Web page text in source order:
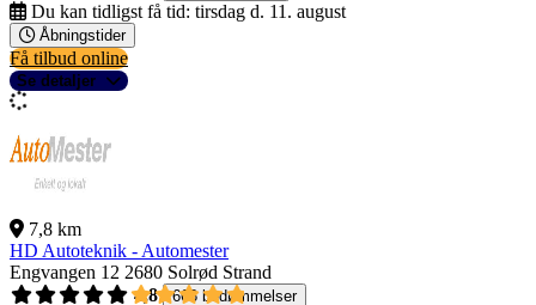
Du kan tidligst få tid: tirsdag d. 11. august
Åbningstider
Få tilbud online
Se detaljer
7,8 km
HD Autoteknik - Automester
Engvangen 12 2680 Solrød Strand
4,8
668 bedømmelser